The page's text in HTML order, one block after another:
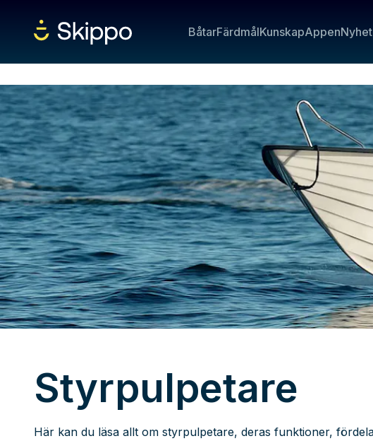
BåtarFärdmålKunskapAppen
Styrpulpetare
Här kan du läsa allt om styrpulpetare, deras funktioner,